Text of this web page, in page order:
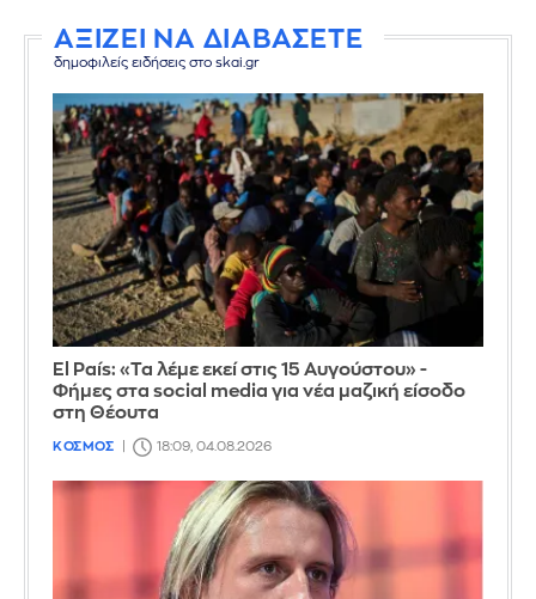
ΑΞΙΖΕΙ ΝΑ ΔΙΑΒΑΣΕΤΕ
δημοφιλείς ειδήσεις στο skai.gr
El País: «Τα λέμε εκεί στις 15 Αυγούστου» -
Φήμες στα social media για νέα μαζική είσοδο
στη Θέουτα
ΚΟΣΜΟΣ 18:09, 04.08.2026